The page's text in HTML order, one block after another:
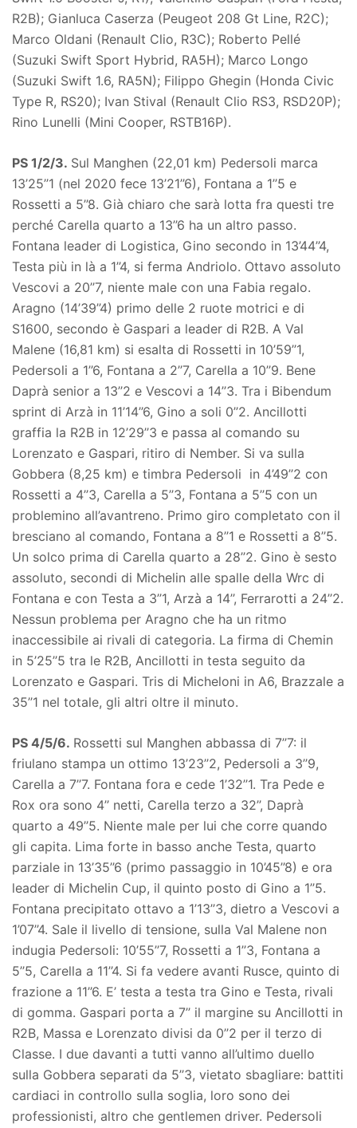
R2B); Gianluca Caserza (Peugeot 208 Gt Line, R2C);
Marco Oldani (Renault Clio, R3C); Roberto Pellé
(Suzuki Swift Sport Hybrid, RA5H); Marco Longo
(Suzuki Swift 1.6, RA5N); Filippo Ghegin (Honda Civic
Type R, RS20); Ivan Stival (Renault Clio RS3, RSD20P);
Rino Lunelli (Mini Cooper, RSTB16P).
PS 1/2/3. Sul Manghen (22,01 km) Pedersoli marca
13’25’’1 (nel 2020 fece 13’21’’6), Fontana a 1’’5 e
Rossetti a 5’’8. Già chiaro che sarà lotta fra questi tre
perché Carella quarto a 13’’6 ha un altro passo.
Fontana leader di Logistica, Gino secondo in 13’44’’4,
Testa più in là a 1’’4, si ferma Andriolo. Ottavo assoluto
Vescovi a 20’’7, niente male con una Fabia regalo.
Aragno (14’39’’4) primo delle 2 ruote motrici e di
S1600, secondo è Gaspari a leader di R2B. A Val
Malene (16,81 km) si esalta di Rossetti in 10’59’’1,
Pedersoli a 1’’6, Fontana a 2’’7, Carella a 10’’9. Bene
Daprà senior a 13’’2 e Vescovi a 14’’3. Tra i Bibendum
sprint di Arzà in 11’14’’6, Gino a soli 0’’2. Ancillotti
graffia la R2B in 12’29’’3 e passa al comando su
Lorenzato e Gaspari, ritiro di Nember. Si va sulla
Gobbera (8,25 km) e timbra Pedersoli in 4’49’’2 con
Rossetti a 4’’3, Carella a 5’’3, Fontana a 5’’5 con un
problemino all’avantreno. Primo giro completato con il
bresciano al comando, Fontana a 8’’1 e Rossetti a 8’’5.
Un solco prima di Carella quarto a 28’’2. Gino è sesto
assoluto, secondi di Michelin alle spalle della Wrc di
Fontana e con Testa a 3’’1, Arzà a 14’’, Ferrarotti a 24’’2.
Nessun problema per Aragno che ha un ritmo
inaccessibile ai rivali di categoria. La firma di Chemin
in 5’25’’5 tra le R2B, Ancillotti in testa seguito da
Lorenzato e Gaspari. Tris di Micheloni in A6, Brazzale a
35’’1 nel totale, gli altri oltre il minuto.
PS 4/5/6. Rossetti sul Manghen abbassa di 7’’7: il
friulano stampa un ottimo 13’23’’2, Pedersoli a 3’’9,
Carella a 7’’7. Fontana fora e cede 1’32’’1. Tra Pede e
Rox ora sono 4’’ netti, Carella terzo a 32’’, Daprà
quarto a 49’’5. Niente male per lui che corre quando
gli capita. Lima forte in basso anche Testa, quarto
parziale in 13’35’’6 (primo passaggio in 10’45’’8) e ora
leader di Michelin Cup, il quinto posto di Gino a 1’’5.
Fontana precipitato ottavo a 1’13’’3, dietro a Vescovi a
1’07’’4. Sale il livello di tensione, sulla Val Malene non
indugia Pedersoli: 10’55’’7, Rossetti a 1’’3, Fontana a
5’’5, Carella a 11’’4. Si fa vedere avanti Rusce, quinto di
frazione a 11’’6. E’ testa a testa tra Gino e Testa, rivali
di gomma. Gaspari porta a 7’’ il margine su Ancillotti in
R2B, Massa e Lorenzato divisi da 0’’2 per il terzo di
Classe. I due davanti a tutti vanno all’ultimo duello
sulla Gobbera separati da 5’’3, vietato sbagliare: battiti
cardiaci in controllo sulla soglia, loro sono dei
professionisti, altro che gentlemen driver. Pedersoli